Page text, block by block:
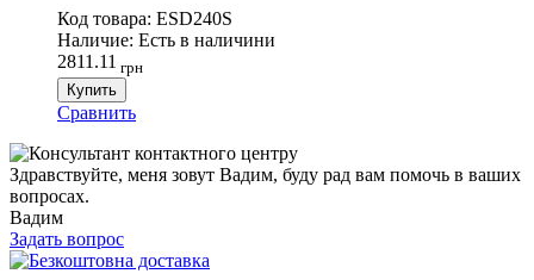
Код товара: ESD240S
Наличие: Есть в наличини
2811.11 грн
Купить
Сравнить
Здравствуйте, меня зовут Вадим, буду рад вам помочь в ваших
вопросах.
Вадим
Задать вопрос